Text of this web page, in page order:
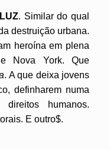
. Similar do qual
destruição urbana.
heroína em plena
Nova York. Que
. A que deixa jovens
definharem numa
humanos.
E outro$.